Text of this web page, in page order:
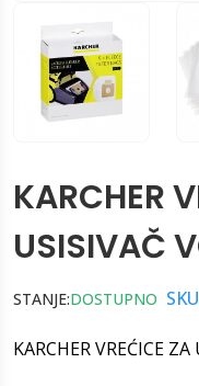
KARCHER
USISIVAČ
STANJE:DOSTUPNO
KARCHER VREĆICE ZA